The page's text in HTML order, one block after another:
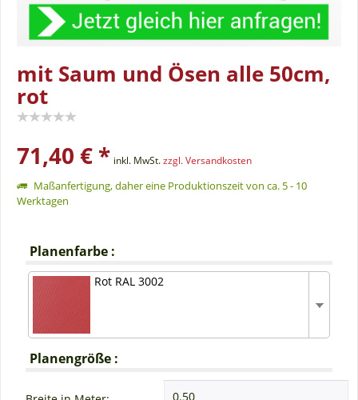
mit Saum und Ösen alle 50cm,
rot
71,40 € * inkl. MwSt.zzgl. Versandkosten
Maßanfertigung, daher eine Produktionszeit von ca. 5 - 10
Werktagen
Planenfarbe :
Rot RAL 3002
Planengröße :